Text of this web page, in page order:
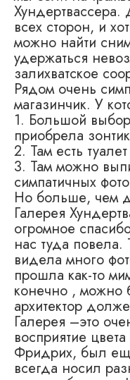
всех сторон, и
можно найти
удержаться
залихватское
Рядом очень
магазинчик. У
1. Большой
приобрела
2. Там есть
3. Там можно
симпатичных
Но больше, чем
Галерея
огромное
нас туда
видела много
прошла как-то
конечно , можно
архитектор
Галерея –это
восприятие
Фридрих, был
всегда носил